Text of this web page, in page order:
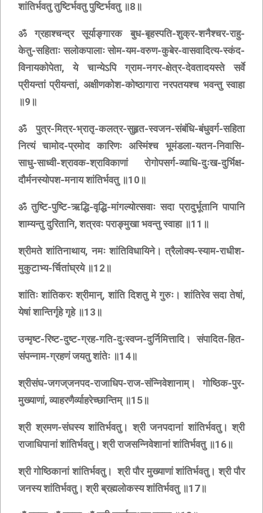
शांतिर्भवतु तुष्टिर्भवतु पुष्टिर्भवतु ॥8॥
ॐ ग्रहाश्चन्द्र सूर्याङ्गारक बुध-बृहस्पति-शुक्र-शनैश्चर-राहु-
केतु-सहिताः सलोकपालाः सोम-यम-वरुण-कुबेर-वासवादित्य-स्कंद-
विनायकोपेता, ये चान्येऽपि ग्राम-नगर-क्षेत्र-देवतादयस्ते सर्वे
प्रीयन्तां प्रीयन्तां, अक्षीणकोश-कोष्ठागारा नरपतयश्च भवन्तु स्वाहा
॥9॥
ॐ पुत्र-मित्र-भ्रातृ-कलत्र-सुहृत-स्वजन-संबंधि-बंधुवर्ग-सहिता
नित्यं चामोद-प्रमोद कारिणः अस्मिंश्च भूमंडला-यतन-निवासि-
साधु-साध्वी-श्रावक-श्राविकाणां रोगोपसर्ग-व्याधि-दुःख-दुर्भिक्ष-
दौर्मनस्योपश-मनाय शांतिर्भवतु ॥10॥
ॐ तुष्टि-पुष्टि-ऋद्धि-वृद्धि-मांगल्योत्सवाः सदा प्रादुर्भूतानि पापानि
शाम्यन्तु दुरितानि, शत्रवः पराङ्मुखा भवन्तु स्वाहा ॥11॥
श्रीमते शांतिनाथाय, नमः शांतिविधायिने। त्रैलोक्य-स्याम-राधीश-
मुकुटाभ्य-र्चितांघ्रये ॥12॥
शांतिः शांतिकरः श्रीमान्‌, शांति दिशतु मे गुरुः। शांतिरेव सदा तेषां,
येषां शान्तिर्गृहे गृहे ॥13॥
उन्मृष्ट-रिष्ट-दुष्ट-ग्रह-गति-दुःस्वप्न-दुर्निमित्तादि। संपादित-हित-
संपन्नाम-ग्रहणं जयतु शांतेः ॥14॥
श्रीसंघ-जगज्‌जनपद-राजाधिप-राज-संन्निवेशानाम्‌। गोष्ठिक-पुर-
मुख्याणां, व्याहरणैर्व्याहरेच्छान्तिम्‌ ॥15॥
श्री श्रमण-संघस्य शांतिर्भवतु। श्री जनपदानां शांतिर्भवतु। श्री
राजाधिपानां शांतिर्भवतु। श्री राजसन्निवेशानां शांतिर्भवतु ॥16॥
श्री गोष्ठिकानां शांतिर्भवतु। श्री पौर मुख्याणां शांतिर्भवतु। श्री पौर
जनस्य शांतिर्भवतु। श्री ब्रह्मलोकस्य शांतिर्भवतु ॥17॥